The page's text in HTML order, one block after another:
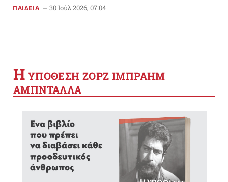
ΠΑΙΔΕΙΑ 30 Ιούλ 2026, 07:04
Η YΠΟΘΕΣΗ ΖΟΡΖ ΙΜΠΡΑΗΜ
ΑΜΠΝΤΑΛΛΑ